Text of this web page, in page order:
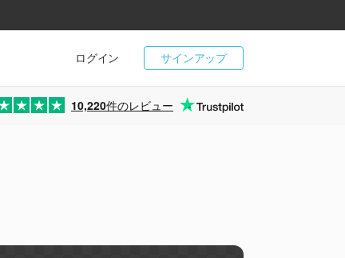
サインアップ
ログイン
10,220件のレビュー